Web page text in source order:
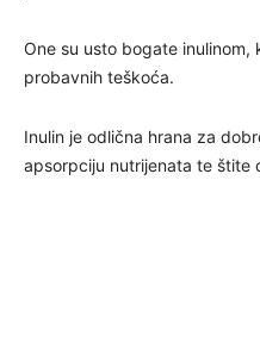
One su usto bogate inulinom,
probavnih teškoća.
Inulin je odlična hrana za
apsorpciju nutrijenata te štite